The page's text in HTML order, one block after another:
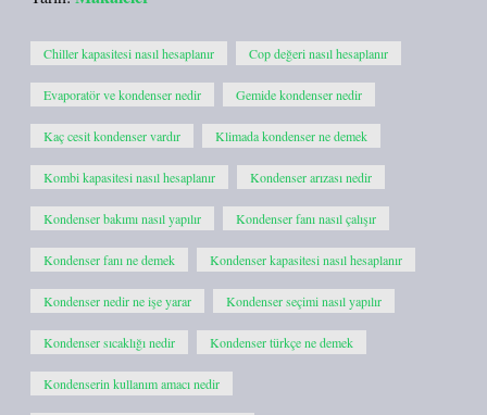
Chiller kapasitesi nasıl hesaplanır Cop değeri nasıl hesaplanır
Evaporatör ve kondenser nedir Gemide kondenser nedir
Kaç cesit kondenser vardır Klimada kondenser ne demek
Kombi kapasitesi nasıl hesaplanır Kondenser arızası nedir
Kondenser bakımı nasıl yapılır Kondenser fanı nasıl çalışır
Kondenser fanı ne demek Kondenser kapasitesi nasıl hesaplanır
Kondenser nedir ne işe yarar Kondenser seçimi nasıl yapılır
Kondenser sıcaklığı nedir Kondenser türkçe ne demek
Kondenserin kullanım amacı nedir